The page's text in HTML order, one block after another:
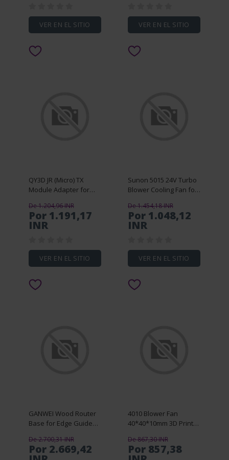
VER EN EL SITIO VER EN EL SITIO
QY3D JR (Micro) TX
Module Adapter for
Radio Transmitter
De 1.204,96 INR
Por 1.191,17
INR
VER EN EL SITIO
Sunon 5015 24V Turbo
Blower Cooling Fan for
Printer Accessories
De 1.454,18 INR
Por 1.048,12
INR
VER EN EL SITIO
GANWEI Wood Router
Base for Edge Guide
Machine Milling Groove
Flip Milling Base Guide
De 2.700,31 INR
Por 2.669,42
4010 Blower Fan
40*40*10mm 3D Printer
3D Printer Extruder
De 867,30 INR
Por 857,38